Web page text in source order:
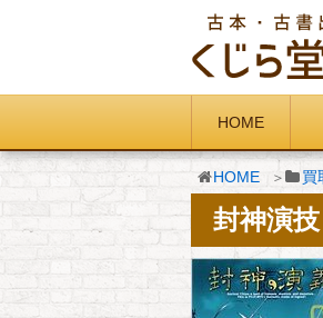
HOME
HOME 買
封神演